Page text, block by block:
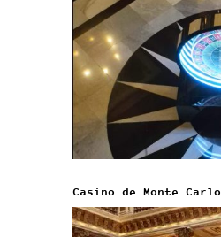
Casino de Monte Carlo